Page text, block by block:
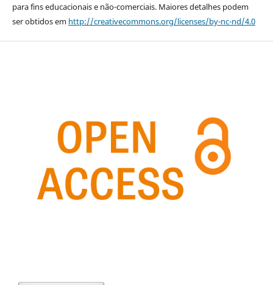
para fins educacionais e não-comerciais. Maiores detalhes podem
ser obtidos em http://creativecommons.org/licenses/by-nc-nd/4.0